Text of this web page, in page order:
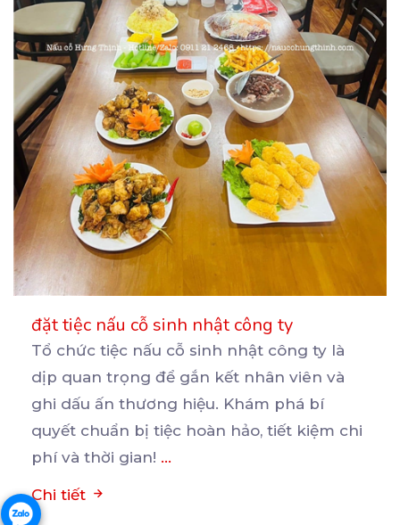
đặt tiệc nấu cỗ sinh nhật công ty
Tổ chức tiệc nấu cỗ sinh nhật công ty là
dịp quan trọng để gắn kết nhân viên và
ghi dấu ấn thương hiệu. Khám phá bí
quyết chuẩn bị tiệc hoàn hảo, tiết kiệm chi
phí và thời gian! ...
Chi tiết